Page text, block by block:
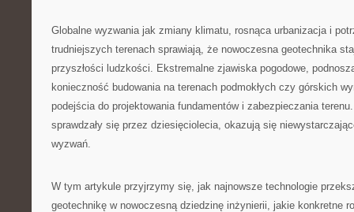
Globalne wyzwania jak zmiany klimatu, rosnąca urbanizacja i
trudniejszych terenach sprawiają, że nowoczesna geotechnika
przyszłości ludzkości. Ekstremalne zjawiska pogodowe,
konieczność budowania na terenach podmokłych czy górskich
podejścia do projektowania fundamentów i zabezpieczania
sprawdzały się przez dziesięciolecia, okazują się
wyzwań.
W tym artykule przyjrzymy się, jak najnowsze technologie
geotechnikę w nowoczesną dziedzinę inżynierii, jakie konkretne